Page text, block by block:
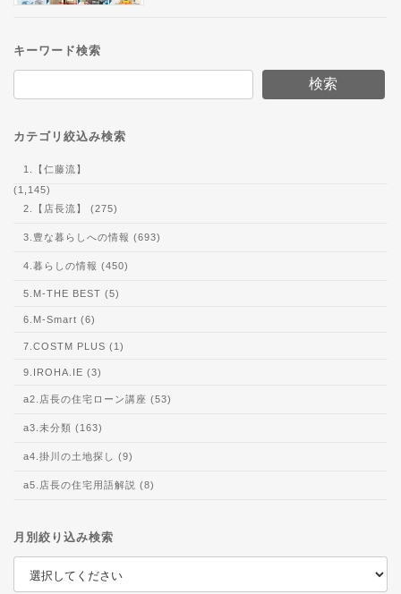
キーワード検索
検索
カテゴリ絞込み検索
1.【仁藤流】
(1,145)
2.【店長流】 (275)
3.豊な暮らしへの情報 (693)
4.暮らしの情報 (450)
5.M-THE BEST (5)
6.M-Smart (6)
7.COSTM PLUS (1)
9.IROHA.IE (3)
a2.店長の住宅ローン講座 (53)
a3.未分類 (163)
a4.掛川の土地探し (9)
a5.店長の住宅用語解説 (8)
月別絞り込み検索